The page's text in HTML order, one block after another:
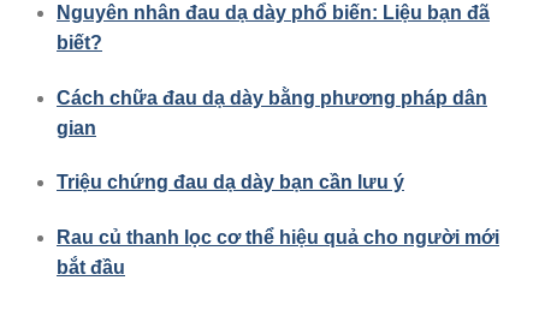
Nguyên nhân đau dạ dày phổ biến: Liệu bạn đã
biết?
Cách chữa đau dạ dày bằng phương pháp dân
gian
Triệu chứng đau dạ dày bạn cần lưu ý
Rau củ thanh lọc cơ thể hiệu quả cho người mới
bắt đầu